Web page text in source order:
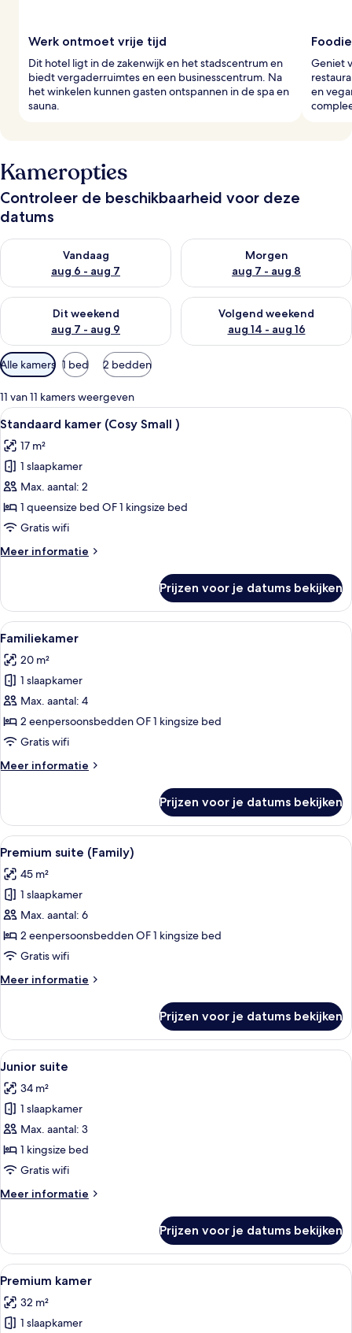
Werk ontmoet vrije tijd
Dit hotel ligt in de zakenwijk en het stadscentrum en
biedt vergaderruimtes en een businesscentrum. Na
het winkelen kunnen gasten ontspannen in de spa en
sauna.
Geniet
en
Kameropties
Controleer de beschikbaarheid voor deze
datums
Vandaag
aug 6 - aug 7
De beschikbaarheid controleren voor vanavond aug 6 - aug 7
Morgen
aug 7 - aug 8
De beschikbaarheid
Dit weekend
aug 7 - aug 9
De beschikbaarheid controleren voor dit weekend aug 7 -
Volgend weekend
aug 14 - aug 16
De beschikbaarheid
Beschikbare
filters
voor
kamers
Alle kamers 1 bed 2 bedden
11 van 11 kamers weergeven
Alle
foto's
voor
Standaard
kamer
(Cosy
Small
laden
Een moderne hotelkamer met een
8
Standaard kamer (Cosy Small )
17 m²
1 slaapkamer
Max. aantal: 2
1 queensize bed OF 1 kingsize bed
Gratis wifi
Meer informatie
Meer
kamer
(Cosy
Small
Prijzen voor je datums bekijken
Alle
foto's
voor
Familiekamer
laden
Een moderne hotelkamer met een
6
Familiekamer
20 m²
1 slaapkamer
Max. aantal: 4
2 eenpersoonsbedden OF 1 kingsize bed
Gratis wifi
Meer informatie
Meer
Prijzen voor je datums bekijken
Alle
foto's
voor
Premium
suite
(Family)
laden
Een hotelkamer met een stapelbed,
11
Premium suite (Family)
45 m²
1 slaapkamer
Max. aantal: 6
2 eenpersoonsbedden OF 1 kingsize bed
Gratis wifi
Meer informatie
Meer
suite
(Family)
Prijzen voor je datums bekijken
Alle
foto's
voor
Junior
suite
laden
Een moderne slaapkamer met een
7
Junior suite
34 m²
1 slaapkamer
Max. aantal: 3
1 kingsize bed
Gratis wifi
Meer informatie
Meer
suite
Prijzen voor je datums bekijken
Alle
foto's
voor
Premium
Een moderne hotelkamer met een
9
Premium kamer
32 m²
1 slaapkamer